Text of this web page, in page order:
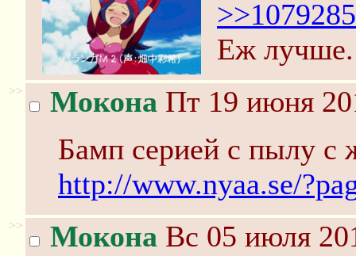
>>1079285
Еж лучше.
>> Мокона Пт 19 июня
Бамп серией с пылу с
http://www.nyaa.se/
>> Мокона Вс 05 июля